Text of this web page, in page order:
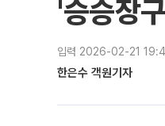
'승승장
입력 2026-02-21
한은수 객원기자